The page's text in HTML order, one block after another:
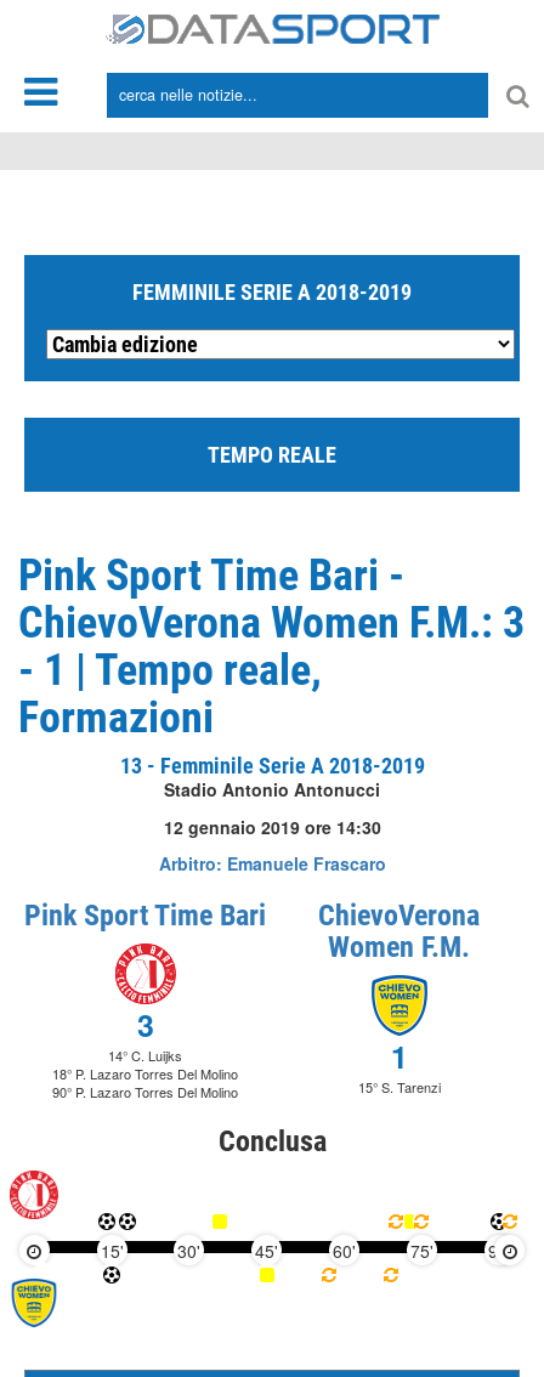
FEMMINILE SERIE A 2018-2019
TEMPO REALE
Pink Sport Time Bari -
ChievoVerona Women F.M.: 3
- 1 | Tempo reale,
Formazioni
13 - Femminile Serie A 2018-2019
Stadio Antonio Antonucci
12 gennaio 2019 ore 14:30
Arbitro: Emanuele Frascaro
Pink Sport Time Bari
3
14° C. Luijks
18° P. Lazaro Torres Del Molino
90° P. Lazaro Torres Del Molino
ChievoVerona
Women F.M.
1
15° S. Tarenzi
Conclusa
15' 30' 45' 60' 75' 90'